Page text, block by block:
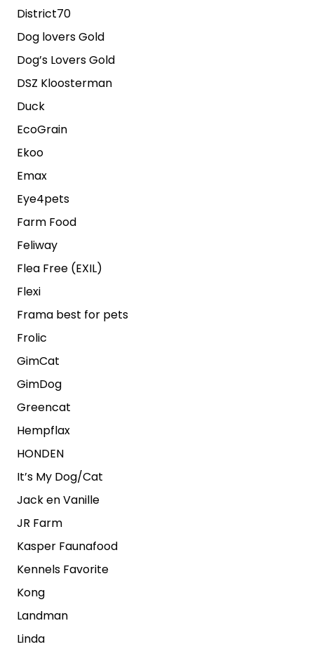
District70
Dog lovers Gold
Dog’s Lovers Gold
DSZ Kloosterman
Duck
EcoGrain
Ekoo
Emax
Eye4pets
Farm Food
Feliway
Flea Free (EXIL)
Flexi
Frama best for pets
Frolic
GimCat
GimDog
Greencat
Hempflax
HONDEN
It’s My Dog/Cat
Jack en Vanille
JR Farm
Kasper Faunafood
Kennels Favorite
Kong
Landman
Linda